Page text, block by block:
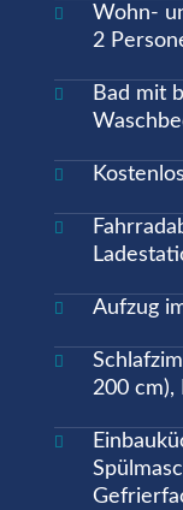

Wohn-
2

Bad mit


 Aufzug

200 cm),
